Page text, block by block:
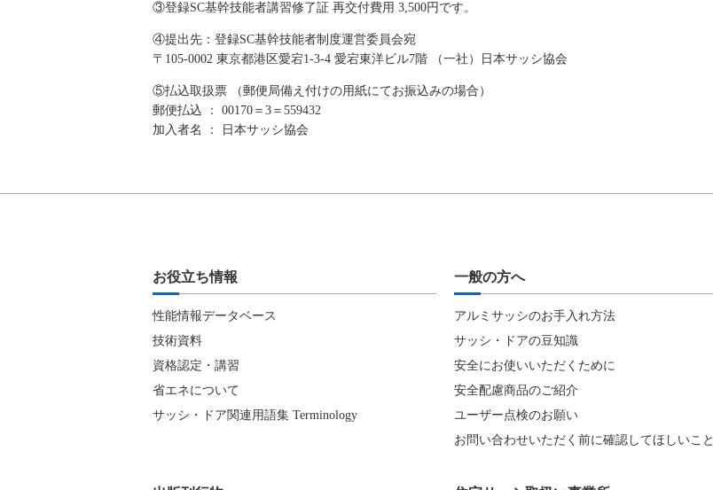
③登録SC基幹技能者講習修了証 再交付費用 3,500円です。
④提出先：登録SC基幹技能者制度運営委員会宛
〒105-0002 東京都港区愛宕1-3-4 愛宕東洋ビル7階 （一社）日本サッシ協会
⑤払込取扱票 （郵便局備え付けの用紙にてお振込みの場合）
郵便払込 ： 00170＝3＝559432
加入者名 ： 日本サッシ協会
お役立ち情報
性能情報データベース
技術資料
資格認定・講習
省エネについて
サッシ・ドア関連用語集 Terminology
一般の方へ
アルミサッシのお手入れ方法
サッシ・ドアの豆知識
安全にお使いいただくために
安全配慮商品のご紹介
ユーザー点検のお願い
お問い合わせいただく前に確認してほしいこと